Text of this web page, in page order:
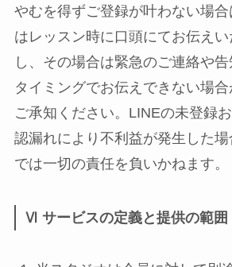
やむを得ずご登録が叶わない場
はレッスン時に口頭にてお伝え
し、その場合は緊急のご連絡や
タイミングでお伝えできない場
ご承知ください。LINEの未登録
認漏れにより不利益が発生した
では一切の責任を負いかねます。
Ⅵ サービスの定義と提供の範囲